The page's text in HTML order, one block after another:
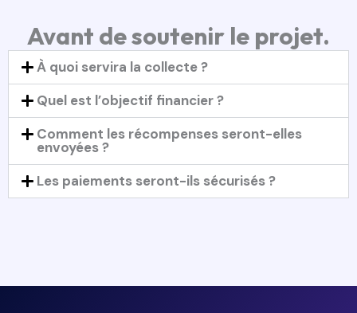
Avant de soutenir le projet.
À quoi servira la collecte ?
Quel est l’objectif financier ?
Comment les récompenses seront-elles
envoyées ?
Les paiements seront-ils sécurisés ?